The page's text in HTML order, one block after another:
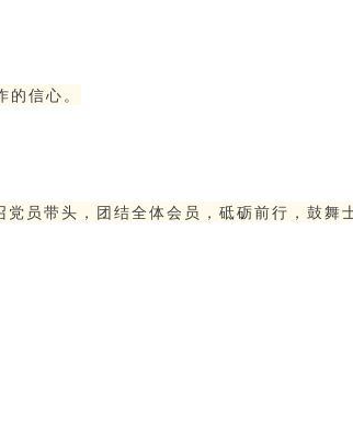
信心。
员带头，团结全体会员，砥砺前行，鼓